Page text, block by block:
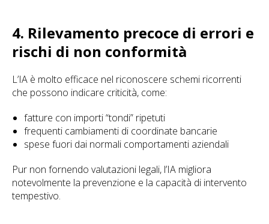
4. Rilevamento precoce di errori e
rischi di non conformità
L’IA è molto efficace nel riconoscere schemi ricorrenti
che possono indicare criticità, come:
fatture con importi “tondi” ripetuti
frequenti cambiamenti di coordinate bancarie
spese fuori dai normali comportamenti aziendali
Pur non fornendo valutazioni legali, l’IA migliora
notevolmente la prevenzione e la capacità di intervento
tempestivo.